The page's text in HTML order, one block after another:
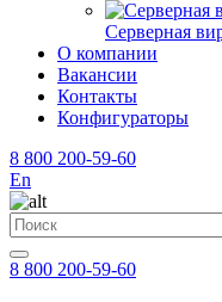
Серверная
О компании
Вакансии
Контакты
Конфигураторы
8 800 200-59-60
En
8 800 200-59-60